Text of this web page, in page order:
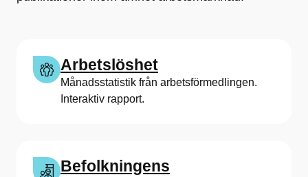
Arbetslöshet
Månadsstatistik från arbetsförmedlingen.
Interaktiv rapport.
Befolkningens